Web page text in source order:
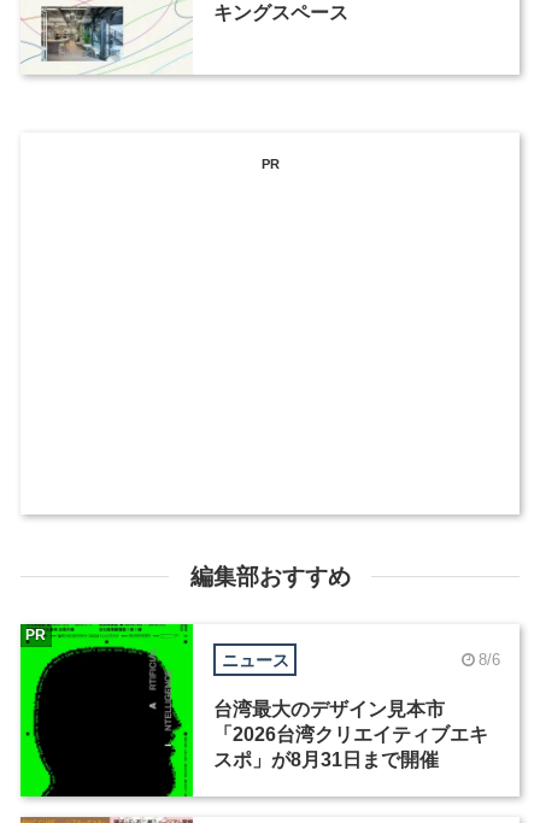
キングスペース
PR
編集部おすすめ
ニュース 8/6
台湾最大のデザイン見本市
「2026台湾クリエイティブエキ
スポ」が8月31日まで開催
PR